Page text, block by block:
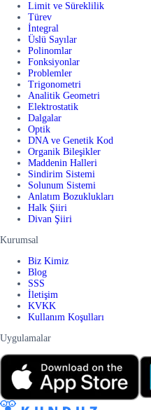
Limit ve Süreklilik
Türev
İntegral
Üslü Sayılar
Polinomlar
Fonksiyonlar
Problemler
Trigonometri
Analitik Geometri
Elektrostatik
Dalgalar
Optik
DNA ve Genetik Kod
Organik Bileşikler
Maddenin Halleri
Sindirim Sistemi
Solunum Sistemi
Anlatım Bozuklukları
Halk Şiiri
Divan Şiiri
Kurumsal
Biz Kimiz
Blog
SSS
İletişim
KVKK
Kullanım Koşulları
Uygulamalar